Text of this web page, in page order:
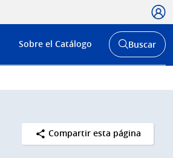
Menú
de
Sobre el Catálogo
Abrir
buscador
Buscar
Compartir esta página